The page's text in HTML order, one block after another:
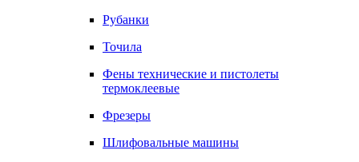
Рубанки
Точила
Фены технические и пистолеты
термоклеевые
Фрезеры
Шлифовальные машины